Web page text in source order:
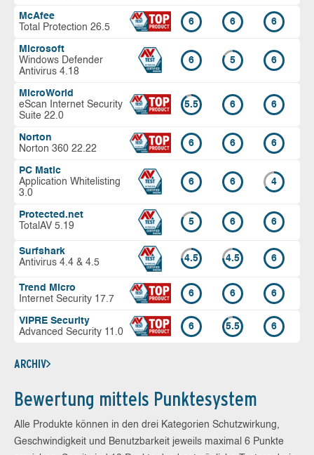
McAfee
Total Protection 26.5
6 6 6
Microsoft
Windows Defender
Antivirus 4.18
6 5 6
MicroWorld
eScan Internet Security
Suite 22.0
5.5 6 6
Norton
Norton 360 22.22
6 6 6
PC Matic
Application Whitelisting
3.0
6 6 4
Protected.net
TotalAV 5.19
5 6 6
Surfshark
Antivirus 4.4 & 4.5
4.5 4.5 6
Trend Micro
Internet Security 17.7
6 6 6
VIPRE Security
Advanced Security 11.0
6 5.5 6
ARCHIV
Bewertung mittels Punktesystem
Alle Produkte können in den drei Kategorien Schutzwirkung,
Geschwindigkeit und Benutzbarkeit jeweils maximal 6 Punkte